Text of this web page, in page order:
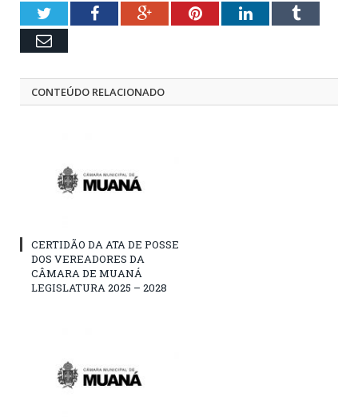
TwitterFacebookGoogle+PinterestLinkedInTumblr
Email
CONTEÚDO RELACIONADO
CERTIDÃO DA ATA DE POSSE
DOS VEREADORES DA
CÂMARA DE MUANÁ
LEGISLATURA 2025 – 2028